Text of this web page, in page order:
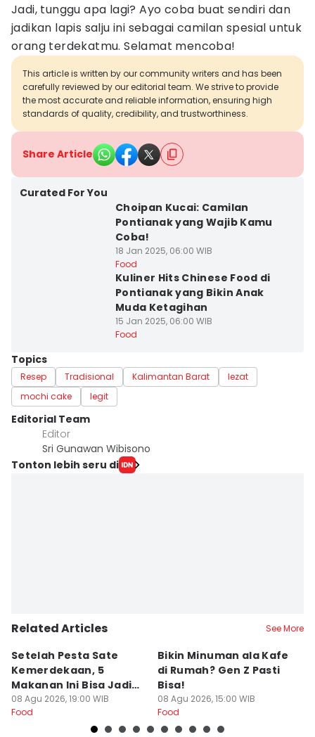
Jadi, tunggu apa lagi? Ayo coba buat sendiri dan
jadikan lapis salju ini sebagai camilan spesial untuk
orang terdekatmu. Selamat mencoba!
This article is written by our community writers and has been
carefully reviewed by our editorial team. We strive to provide
the most accurate and reliable information, ensuring high
standards of quality, credibility, and trustworthiness.
Share Article
Curated For You
Choipan Kucai: Camilan
Pontianak yang Wajib Kamu
Coba!
18 Jan 2025, 06:00 WIB
Food
Kuliner Hits Chinese Food di
Pontianak yang Bikin Anak
Muda Ketagihan
15 Jan 2025, 06:00 WIB
Food
Topics
Resep Tradisional Kalimantan Barat
lezat
mochi cake
legit
Editorial Team
Editor
Sri Gunawan Wibisono
Tonton lebih seru di
Related Articles See More
Setelah Pesta Sate
Kemerdekaan, 5
Makanan Ini Bisa Jadi
Penyelamat Lidah
08 Agu 2026, 19:00 WIB
Food
Bikin Minuman ala Kafe
di Rumah? Gen Z Pasti
Bisa!
08 Agu 2026, 15:00 WIB
Food